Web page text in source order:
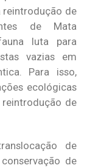
reintrodução de
de Mata
luta para
vazias em
Para isso,
ecológicas
de
de
de